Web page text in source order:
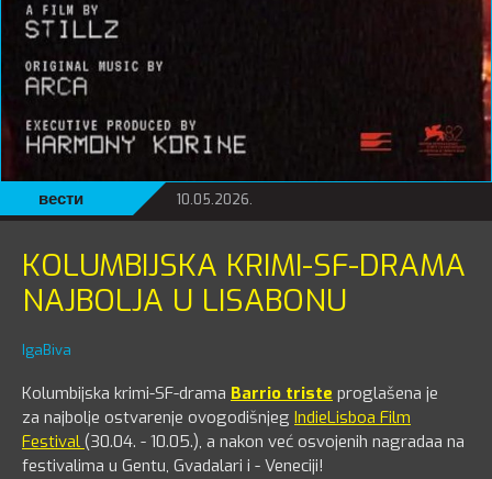
вести 10.05.2026.
KOLUMBIJSKA KRIMI-SF-DRAMA
NAJBOLJA U LISABONU
IgaBiva
Kolumbijska krimi-SF-drama Barrio triste proglašena je
za najbolje ostvarenje ovogodišnjeg IndieLisboa Film
Festival (30.04. - 10.05.), a nakon već osvojenih nagradaa na
festivalima u Gentu, Gvadalari i - Veneciji!